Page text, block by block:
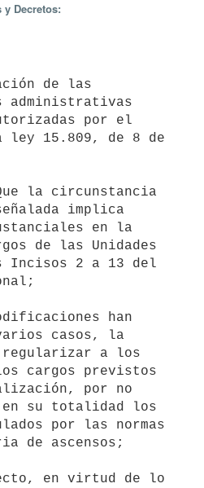
y Decretos:
administrativas
por el
15.809, de 8 de
implica
en la
de las Unidades
Incisos 2 a 13 del
casos, la
regularizar a los
cargos previstos
por no
en su totalidad los
por las normas
de ascensos;